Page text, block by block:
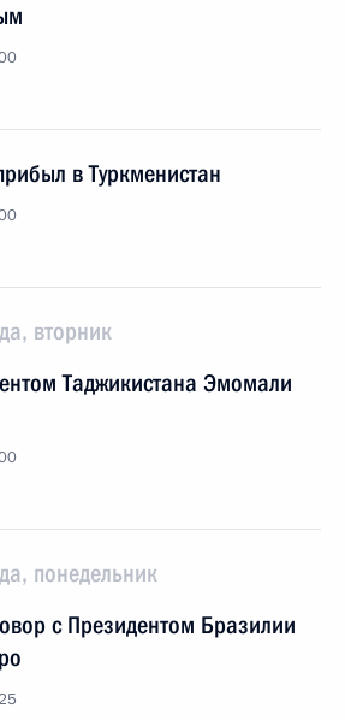
в Туркменистан
вторник
Таджикистана Эмомали
понедельник
с Президентом Бразилии